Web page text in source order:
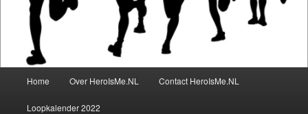
Home Over HeroIsMe.NL Contact HeroIsMe.NL
Loopkalender 2022